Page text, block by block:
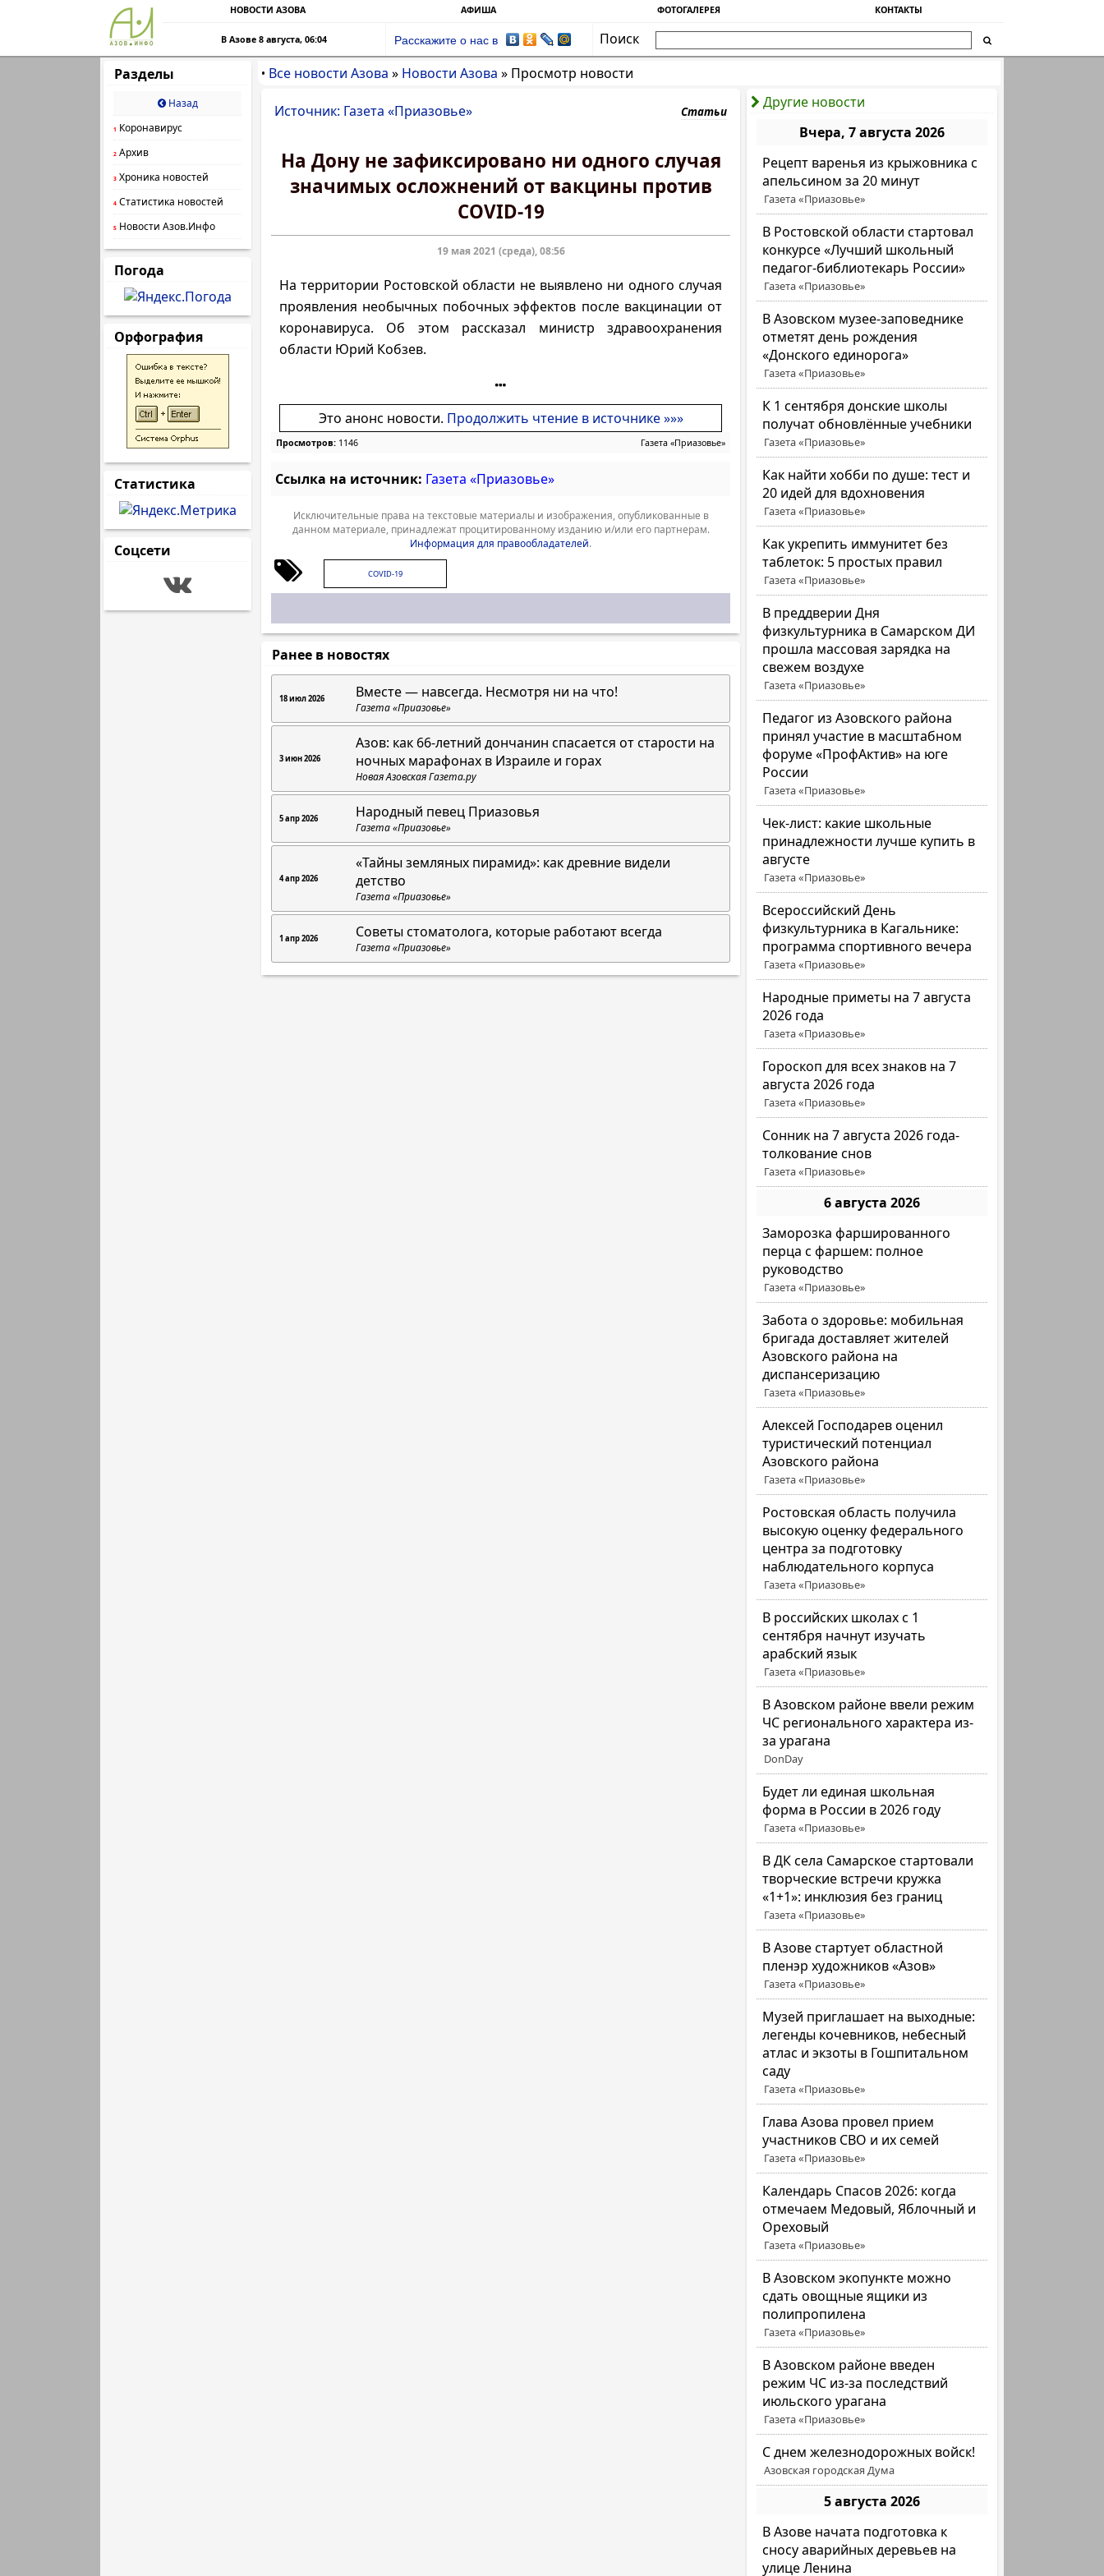
НОВОСТИ АЗОВА АФИША ФОТОГАЛЕРЕЯ КОНТАКТЫ
В Азове 8 августа, 06:04 Расскажите о нас в
Поиск
Разделы
Назад
1 Коронавирус
2 Архив
3 Хроника новостей
4 Статистика новостей
5 Новости Азов.Инфо
Погода
Орфография
Статистика
Соцсети
• Все новости Азова » Новости Азова » Просмотр новости
Другие новости
Вчера, 7 августа 2026
Рецепт варенья из крыжовника с
апельсином за 20 минут
Газета «Приазовье»
В Ростовской области стартовал
конкурсе «Лучший школьный
педагог-библиотекарь России»
Газета «Приазовье»
В Азовском музее-заповеднике
отметят день рождения
«Донского единорога»
Газета «Приазовье»
К 1 сентября донские школы
получат обновлённые учебники
Газета «Приазовье»
Как найти хобби по душе: тест и
20 идей для вдохновения
Газета «Приазовье»
Как укрепить иммунитет без
таблеток: 5 простых правил
Газета «Приазовье»
В преддверии Дня
физкультурника в Самарском ДИ
прошла массовая зарядка на
свежем воздухе
Газета «Приазовье»
Педагог из Азовского района
принял участие в масштабном
форуме «ПрофАктив» на юге
России
Газета «Приазовье»
Чек-лист: какие школьные
принадлежности лучше купить в
августе
Газета «Приазовье»
Всероссийский День
физкультурника в Кагальнике:
программа спортивного вечера
Газета «Приазовье»
Народные приметы на 7 августа
2026 года
Газета «Приазовье»
Гороскоп для всех знаков на 7
августа 2026 года
Газета «Приазовье»
Сонник на 7 августа 2026 года-
толкование снов
Газета «Приазовье»
6 августа 2026
Заморозка фаршированного
перца с фаршем: полное
руководство
Газета «Приазовье»
Забота о здоровье: мобильная
бригада доставляет жителей
Азовского района на
диспансеризацию
Газета «Приазовье»
Алексей Господарев оценил
туристический потенциал
Азовского района
Газета «Приазовье»
Ростовская область получила
высокую оценку федерального
центра за подготовку
наблюдательного корпуса
Газета «Приазовье»
В российских школах с 1
сентября начнут изучать
арабский язык
Газета «Приазовье»
В Азовском районе ввели режим
ЧС регионального характера из-
за урагана
DonDay
Будет ли единая школьная
форма в России в 2026 году
Газета «Приазовье»
В ДК села Самарское стартовали
творческие встречи кружка
«1+1»: инклюзия без границ
Газета «Приазовье»
В Азове стартует областной
пленэр художников «Азов»
Газета «Приазовье»
Музей приглашает на выходные:
легенды кочевников, небесный
атлас и экзоты в Гошпитальном
саду
Газета «Приазовье»
Глава Азова провел прием
участников СВО и их семей
Газета «Приазовье»
Календарь Спасов 2026: когда
отмечаем Медовый, Яблочный и
Ореховый
Газета «Приазовье»
В Азовском экопункте можно
сдать овощные ящики из
полипропилена
Газета «Приазовье»
В Азовском районе введен
режим ЧС из-за последствий
июльского урагана
Газета «Приазовье»
С днем железнодорожных войск!
Азовская городская Дума
5 августа 2026
В Азове начата подготовка к
сносу аварийных деревьев на
улице Ленина
Источник: Газета «Приазовье» Статьи
На Дону не зафиксировано ни одного случая
значимых осложнений от вакцины против
COVID-19
19 мая 2021 (среда), 08:56
На территории Ростовской области не выявлено ни одного случая
проявления необычных побочных эффектов после вакцинации от
коронавируса. Об этом рассказал министр здравоохранения
области Юрий Кобзев.
Это анонс новости. Продолжить чтение в источнике »»»
Просмотров: 1146 Газета «Приазовье»
Ссылка на источник: Газета «Приазовье»
Исключительные права на текстовые материалы и изображения, опубликованные в
данном материале, принадлежат процитированному изданию и/или его партнерам.
Информация для правообладателей.
COVID-19
Ранее в новостях
18 июл 2026 Вместе — навсегда. Несмотря ни на что!
Газета «Приазовье»
3 июн 2026
Азов: как 66-летний дончанин спасается от старости на
ночных марафонах в Израиле и горах
Новая Азовская Газета.ру
5 апр 2026 Народный певец Приазовья
Газета «Приазовье»
4 апр 2026
«Тайны земляных пирамид»: как древние видели
детство
Газета «Приазовье»
1 апр 2026 Советы стоматолога, которые работают всегда
Газета «Приазовье»